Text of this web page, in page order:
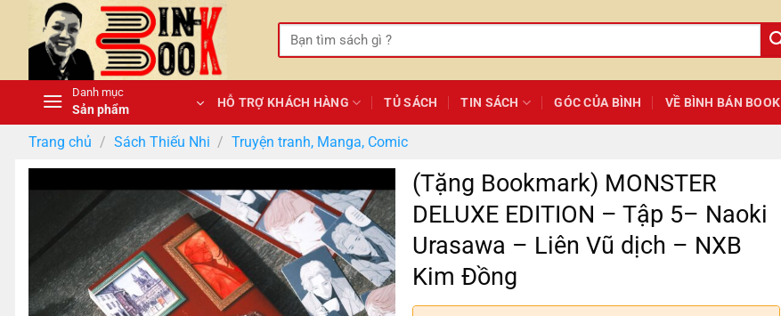
dung
Tìm
kiếm:
Danh mục
Sản phẩm HỖ TRỢ KHÁCH HÀNG TỦ SÁCH TIN SÁCH GÓC CỦA BÌNH VỀ BÌNH BÁN BOOK
Trang chủ / Sách Thiếu Nhi / Truyện tranh, Manga, Comic
(Tặng Bookmark) MONSTER
DELUXE EDITION – Tập 5– Naoki
Urasawa – Liên Vũ dịch – NXB
Kim Đồng